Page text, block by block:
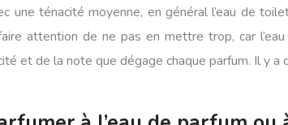
une ténacité moyenne, en général l’eau de
attention de ne pas en mettre trop, car
et de la note que dégage chaque parfum. Il y